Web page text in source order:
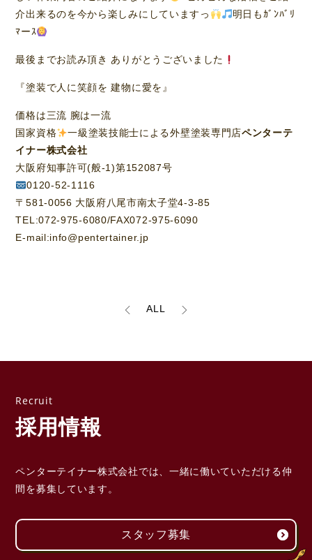
介出来るのを今から楽しみにしていますっ
明日もｶﾞﾝﾊﾞﾘ
ﾏーｽ
最後までお読み頂き ありがとうございました
『塗装で人に笑顔を 建物に愛を』
価格は三流 腕は一流
国家資格
一級塗装技能士による外壁塗装専門店ペンターテ
イナー株式会社
大阪府知事許可(般-1)第152087号
0120-52-1116
〒581-0056 大阪府八尾市南太子堂4-3-85
TEL:072-975-6080/FAX072-975-6090
E-mail:info@pentertainer.jp
ALL
採用情報
ペンターテイナー株式会社では、一緒に働いていただける仲
間を募集しています。
スタッフ募集